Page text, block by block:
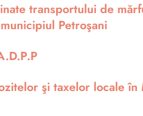
transportului de
Petroşani
şi taxelor locale în